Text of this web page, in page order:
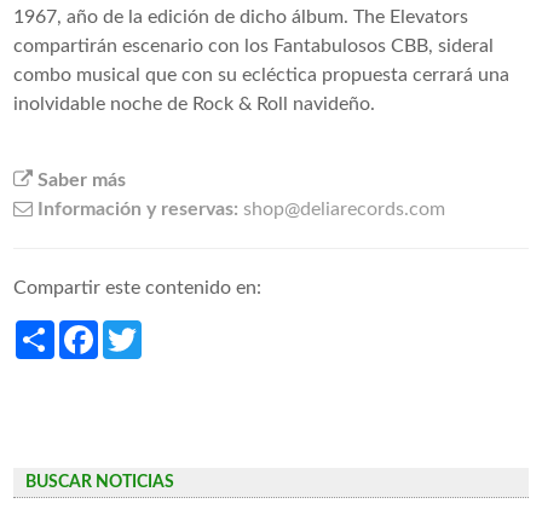
1967, año de la edición de dicho álbum. The Elevators
compartirán escenario con los Fantabulosos CBB, sideral
combo musical que con su ecléctica propuesta cerrará una
inolvidable noche de Rock & Roll navideño.
Saber más
Información y reservas: shop@deliarecords.com
Compartir este contenido en:
ShareFacebook
BUSCAR NOTICIAS